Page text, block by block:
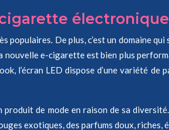
électronique
populaires. De plus, c’est un domaine
e-cigarette est bien plus
l’écran LED dispose d’une variété
de mode en raison de sa
exotiques, des parfums doux, riches,